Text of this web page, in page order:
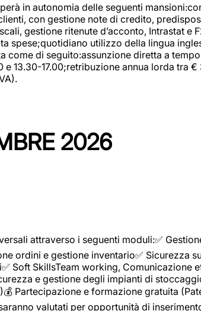
in autonomia delle seguenti
con gestione note di credito,
gestione ritenute d’acconto, Intrastat e
spese;quotidiano utilizzo della lingua
di seguito:assunzione diretta a
13.30-17.00;retribuzione annua lorda tra
2026
attraverso i seguenti moduli:✅
ordini e gestione inventario✅ Sicurezza
Soft SkillsTeam working, Comunicazione
e gestione degli impianti di
Partecipazione e formazione gratuita
valutati per opportunità di